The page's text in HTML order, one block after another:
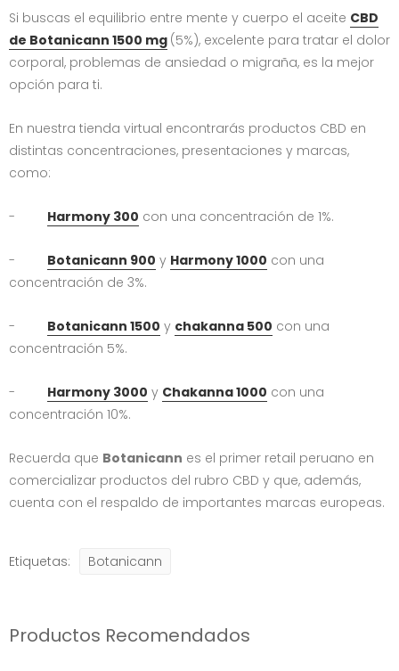
Si buscas el equilibrio entre mente y cuerpo el aceite CBD
de Botanicann 1500 mg (5%), excelente para tratar el dolor
corporal, problemas de ansiedad o migraña, es la mejor
opción para ti.
En nuestra tienda virtual encontrarás productos CBD en
distintas concentraciones, presentaciones y marcas,
como:
- Harmony 300 con una concentración de 1%.
- Botanicann 900 y Harmony 1000 con una
concentración de 3%.
- Botanicann 1500 y chakanna 500 con una
concentración 5%.
- Harmony 3000 y Chakanna 1000 con una
concentración 10%.
Recuerda que Botanicann es el primer retail peruano en
comercializar productos del rubro CBD y que, además,
cuenta con el respaldo de importantes marcas europeas.
Etiquetas: Botanicann
Productos Recomendados